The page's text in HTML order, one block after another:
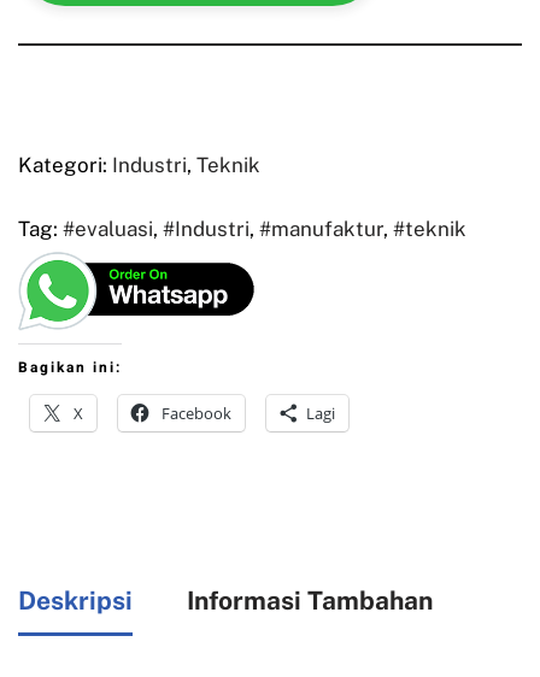
Kategori: Industri, Teknik
Tag: #evaluasi, #Industri, #manufaktur, #teknik
Bagikan ini:
X Facebook Lagi
Deskripsi Informasi Tambahan